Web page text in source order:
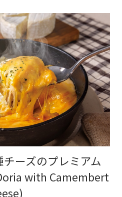
ーズのプレミアム
with Camembert